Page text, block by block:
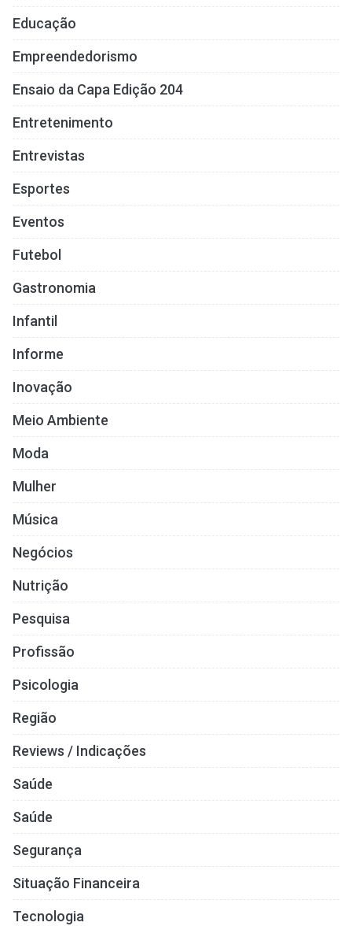
Educação
Empreendedorismo
Ensaio da Capa Edição 204
Entretenimento
Entrevistas
Esportes
Eventos
Futebol
Gastronomia
Infantil
Informe
Inovação
Meio Ambiente
Moda
Mulher
Música
Negócios
Nutrição
Pesquisa
Profissão
Psicologia
Região
Reviews / Indicações
Saúde
Saúde
Segurança
Situação Financeira
Tecnologia